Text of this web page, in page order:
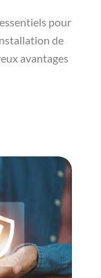
pour
de
avantages